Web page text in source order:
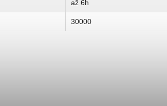
až 6h
30000